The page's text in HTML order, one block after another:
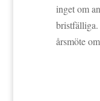
inget om
årsmöte